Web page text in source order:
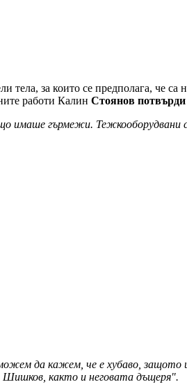
тела, за които се предполага, че
работи Калин Стоянов потвърди
гърмежи. Тежкооборудвани
да кажем, че е хубаво,
Шишков, както и неговата дъщеря".